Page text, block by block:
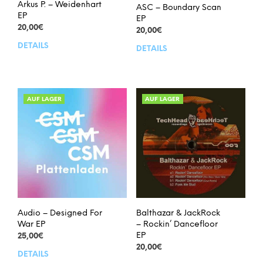
Arkus P. – Weidenhart
EP
20,00€
DETAILS
ASC – Boundary Scan
EP
20,00€
DETAILS
AUF LAGER
Audio – Designed For
War EP
25,00€
DETAILS
AUF LAGER
Balthazar & JackRock
– Rockin’ Dancefloor
EP
20,00€